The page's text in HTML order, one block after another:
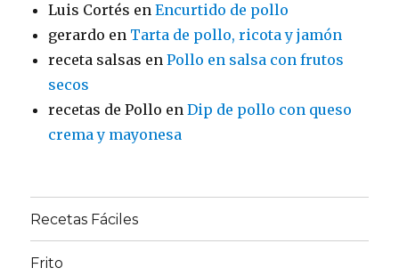
Luis Cortés enEncurtido de pollo
gerardo en Tarta de pollo, ricota y jamón
receta salsas enPollo en salsa con frutos
secos
recetas de Pollo enDip de pollo con queso
crema y mayonesa
Recetas Fáciles
Frito